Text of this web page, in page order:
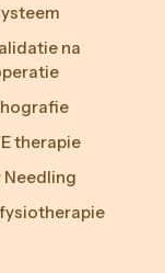
na
therapie
Needling